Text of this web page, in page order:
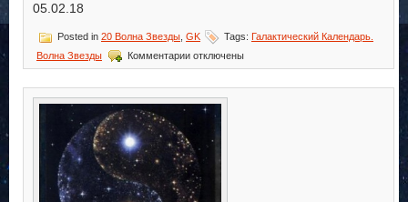
05.02.18
Posted in 20 Волна Звезды GK Tags: Галактический Календарь.
Волна Звезды
Комментариик
записи
Календарь.
Волна
Звезды
отключены